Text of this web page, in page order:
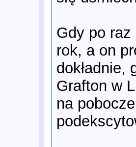
Gdy po raz
rok, a on
dokładnie,
Grafton w
na